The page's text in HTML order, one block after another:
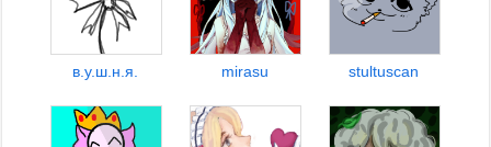
в.у.ш.н.я. mirasu stultuscan